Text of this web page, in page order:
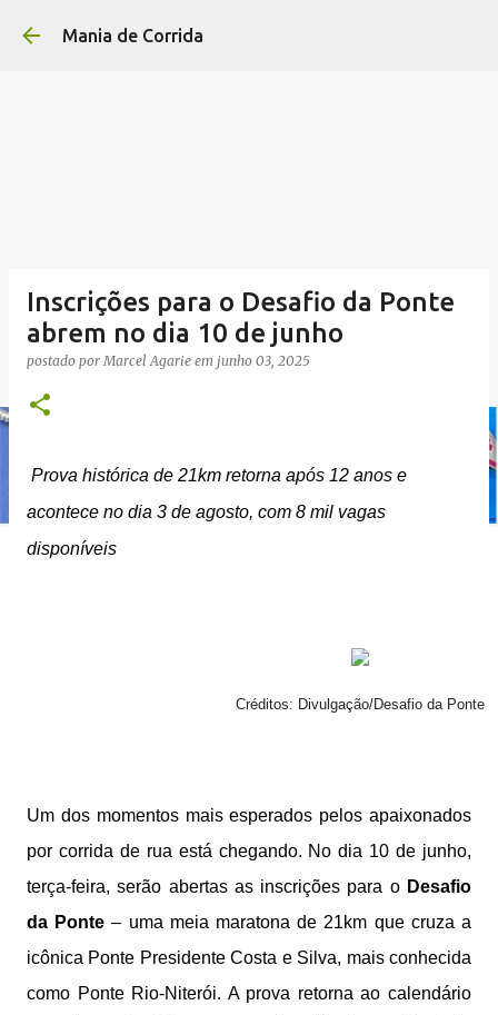
Mania de Corrida
Inscrições para o Desafio da Ponte
abrem no dia 10 de junho
postado porMarcel Agarie em junho 03, 2025
Prova histórica de 21km retorna após 12 anos e
acontece no dia 3 de agosto, com 8 mil vagas
disponíveis
Créditos: Divulgação/Desafio da Ponte
Um dos momentos mais esperados pelos apaixonados
por corrida de rua está chegando. No dia 10 de junho,
terça-feira, serão abertas as inscrições para o Desafio
da Ponte – uma meia maratona de 21km que cruza a
icônica Ponte Presidente Costa e Silva, mais conhecida
como Ponte Rio-Niterói. A prova retorna ao calendário